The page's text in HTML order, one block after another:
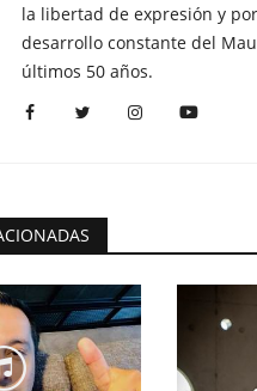
la libertad de expresión y
desarrollo constante del
últimos 50 años.